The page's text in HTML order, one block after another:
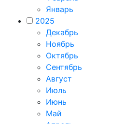
Январь
2025
Декабрь
Ноябрь
Октябрь
Сентябрь
Август
Июль
Июнь
Май